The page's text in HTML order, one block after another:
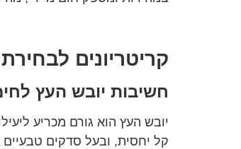
קריטריונים
חשיבות יובש העץ
יובש העץ הוא גורם מכריע
קל יחסית, ובעל סדקים טבעיים